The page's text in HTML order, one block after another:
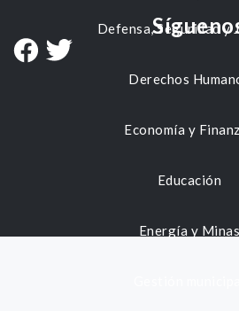
Defensa, Seguridad y
Derechos
Economía y
Educación
Energía y Minas